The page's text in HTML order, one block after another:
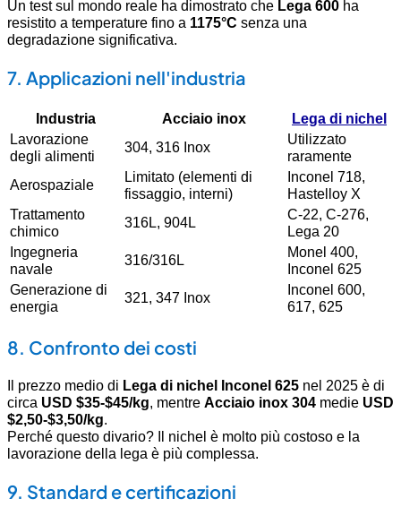
Un test sul mondo reale ha dimostrato che Lega 600 ha
resistito a temperature fino a 1175°C senza una
degradazione significativa.
7. Applicazioni nell'industria
Industria Acciaio inox
Lega di nichel
Lavorazione
degli alimenti
304, 316 Inox
Utilizzato
raramente
Aerospaziale
Limitato (elementi di
fissaggio, interni)
Inconel 718,
Hastelloy X
Trattamento
chimico
316L, 904L
C-22, C-276,
Lega 20
Ingegneria
navale
316/316L
Monel 400,
Inconel 625
Generazione di
energia
321, 347 Inox
Inconel 600,
617, 625
8. Confronto dei costi
Il prezzo medio di Lega di nichel Inconel 625 nel 2025 è di
circa USD $35-$45/kg, mentre Acciaio inox 304 medie USD
$2,50-$3,50/kg.
Perché questo divario? Il nichel è molto più costoso e la
lavorazione della lega è più complessa.
9. Standard e certificazioni